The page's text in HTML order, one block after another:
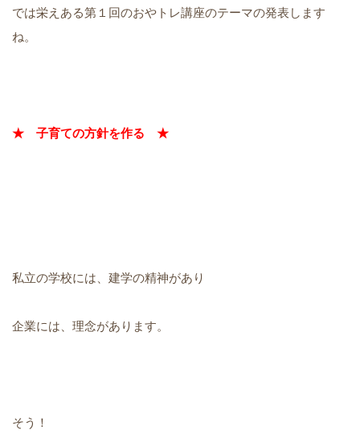
では栄えある第１回のおやトレ講座のテーマの発表します
ね。
★ 子育ての方針を作る ★
私立の学校には、建学の精神があり
企業には、理念があります。
そう！